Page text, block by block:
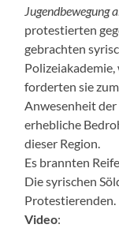
Jugendbewegung
protestierten
gebrachten
forderten sie
Anwesenheit
erhebliche
dieser Region.
Es brannten
Die syrischen
Protestierenden.
Video: